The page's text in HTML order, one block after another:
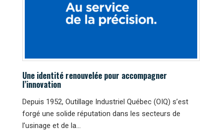
Une identité renouvelée pour accompagner
l’innovation
Depuis 1952, Outillage Industriel Québec (OIQ) s’est
forgé une solide réputation dans les secteurs de
l’usinage et de la...